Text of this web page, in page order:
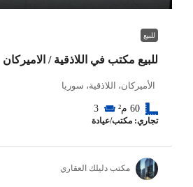
للبيع
للبيع مكتب في اللاذقية / الاميركان
الأميركان، اللاذقية، سوريا
60 م² 3
تجاري: مكتب/عيادة
مكتب دليلك العقاري